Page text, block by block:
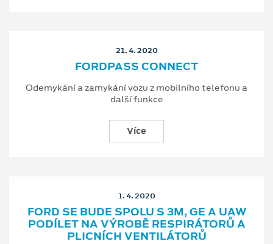
21. 4. 2020
FORDPASS CONNECT
Odemykání a zamykání vozu z mobilního telefonu a
další funkce
Více
1. 4. 2020
FORD SE BUDE SPOLU S 3M, GE A UAW
PODÍLET NA VÝROBĚ RESPIRÁTORŮ A
PLICNÍCH VENTILÁTORŮ